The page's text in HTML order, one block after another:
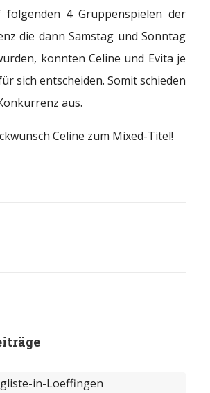
4 Gruppenspielen der
die dann Samstag und Sonntag
konnten Celine und Evita je
sich entscheiden. Somit schieden
aus.
Celine zum Mixed-Titel!